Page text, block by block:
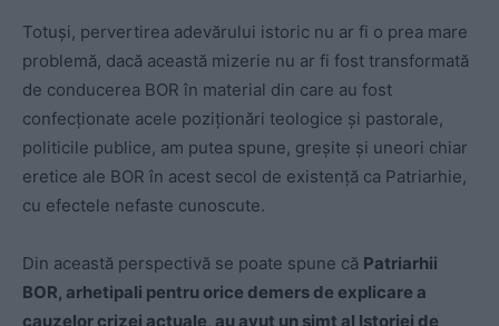
Totuși, pervertirea adevărului istoric nu ar fi o prea mare
problemă, dacă această mizerie nu ar fi fost transformată
de conducerea BOR în material din care au fost
confecționate acele poziționări teologice și pastorale,
politicile publice, am putea spune, greșite și uneori chiar
eretice ale BOR în acest secol de existență ca Patriarhie,
cu efectele nefaste cunoscute.
Din această perspectivă se poate spune că Patriarhii
BOR, arhetipali pentru orice demers de explicare a
cauzelor crizei actuale, au avut un simț al Istoriei de